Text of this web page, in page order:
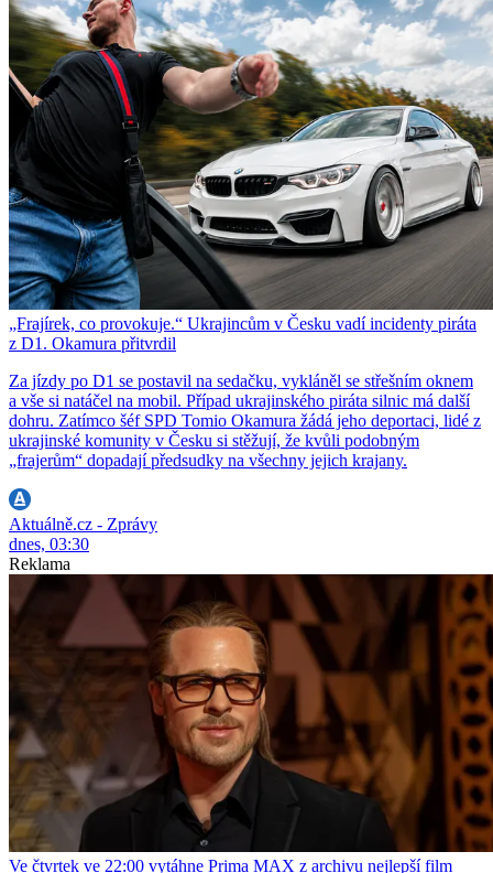
„Frajírek, co provokuje.“ Ukrajincům v Česku vadí incidenty piráta
z D1. Okamura přitvrdil
Za jízdy po D1 se postavil na sedačku, vykláněl se střešním oknem
a vše si natáčel na mobil. Případ ukrajinského piráta silnic má další
dohru. Zatímco šéf SPD Tomio Okamura žádá jeho deportaci, lidé z
ukrajinské komunity v Česku si stěžují, že kvůli podobným
„frajerům“ dopadají předsudky na všechny jejich krajany.
Aktuálně.cz - Zprávy
dnes, 03:30
Reklama
Ve čtvrtek ve 22:00 vytáhne Prima MAX z archivu nejlepší film